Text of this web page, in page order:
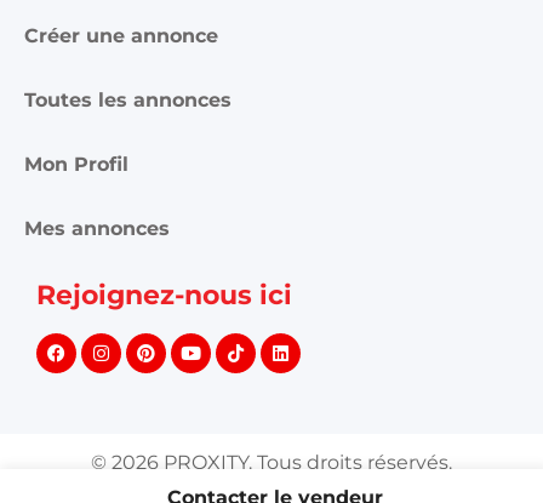
Contacter le vendeur
Créer une annonce
Toutes les annonces
Mon Profil
Mes annonces
Rejoignez-nous ici
© 2026 PROXITY. Tous droits réservés.